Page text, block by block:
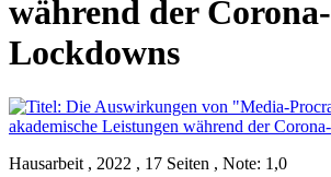
während der Corona-
Lockdowns
Hausarbeit , 2022 , 17 Seiten , Note: 1,0